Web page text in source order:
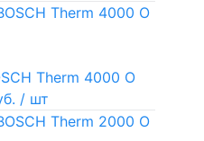
Therm 4000 O
/ шт